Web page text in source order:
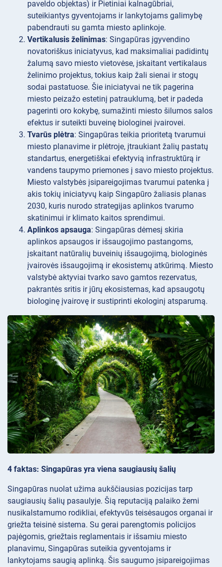
paveldo objektas) ir Pietiniai kalnagūbriai,
suteikiantys gyventojams ir lankytojams galimybę
pabendrauti su gamta miesto aplinkoje.
Vertikalusis želinimas: Singapūras įgyvendino
novatoriškus iniciatyvus, kad maksimaliai padidintų
žalumą savo miesto vietovėse, įskaitant vertikalaus
želinimo projektus, tokius kaip žali sienai ir stogų
sodai pastatuose. Šie iniciatyvai ne tik pagerina
miesto peizažo estetinį patrauklumą, bet ir padeda
pagerinti oro kokybę, sumažinti miesto šilumos salos
efektus ir suteikti buveinę biologinei įvairovei.
Tvarūs plėtra: Singapūras teikia prioritetą tvarumui
miesto planavime ir plėtroje, įtraukiant žalių pastatų
standartus, energetiškai efektyvią infrastruktūrą ir
vandens taupymo priemones į savo miesto projektus.
Miesto valstybės įsipareigojimas tvarumui patenka į
akis tokių iniciatyvų kaip Singapūro žaliasis planas
2030, kuris nurodo strategijas aplinkos tvarumo
skatinimui ir klimato kaitos sprendimui.
Aplinkos apsauga: Singapūras dėmesį skiria
aplinkos apsaugos ir išsaugojimo pastangoms,
įskaitant natūralių buveinių išsaugojimą, biologinės
įvairovės išsaugojimą ir ekosistemų atkūrimą. Miesto
valstybė aktyviai tvarko savo gamtos rezervatus,
pakrantės sritis ir jūrų ekosistemas, kad apsaugotų
biologinę įvairovę ir sustiprinti ekologinį atsparumą.
4 faktas: Singapūras yra viena saugiausių šalių
Singapūras nuolat užima aukščiausias pozicijas tarp
saugiausių šalių pasaulyje. Šią reputaciją palaiko žemi
nusikalstamumo rodikliai, efektyvūs teisėsaugos organai ir
griežta teisinė sistema. Su gerai parengtomis policijos
pajėgomis, griežtais reglamentais ir išsamiu miesto
planavimu, Singapūras suteikia gyventojams ir
lankytojams saugią aplinką. Šis saugumo įsipareigojimas